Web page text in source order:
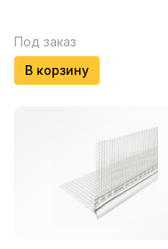
Под заказ
В корзину